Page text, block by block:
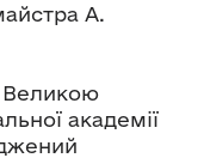
А.
Великою
академії